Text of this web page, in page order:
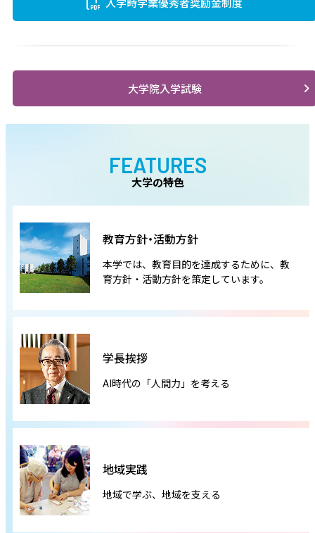
大学院入学試験
FEATURES
大学の特色
教育方針・活動方針
本学では、教育目的を達成するために、教
育方針・活動方針を策定しています。
学長挨拶
AI時代の「人間力」を考える
地域実践
地域で学ぶ、地域を支える